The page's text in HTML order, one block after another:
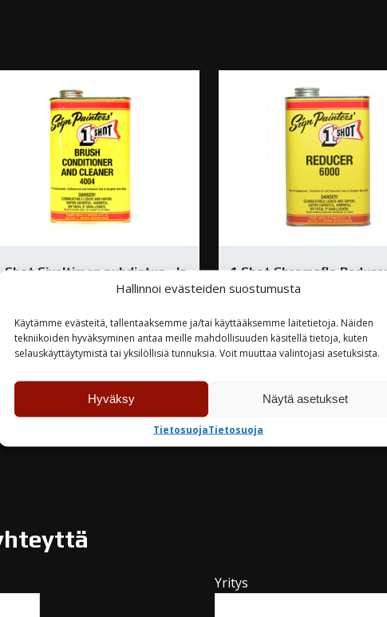
Hallinnoi evästeiden suostumusta
Käytämme evästeitä, tallentaaksemme ja/tai käyttääksemme laitetietoja. Näiden
tekniikoiden hyväksyminen antaa meille mahdollisuuden käsitellä tietoja, kuten
selauskäyttäytymistä tai yksilöllisiä tunnuksia. Voit muuttaa valintojasi asetuksista.
Hyväksy Näytä asetukset
TietosuojaTietosuoja
Shot Siveltimen puhdistus- Ja
946ml
€
TUTUSTU
1 Shot Chromaflo
Ohenne 946ml
48,80€
Yritys